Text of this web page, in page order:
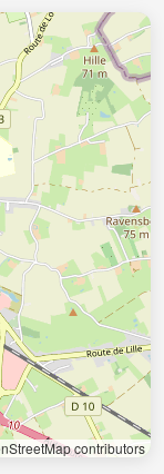
contributors